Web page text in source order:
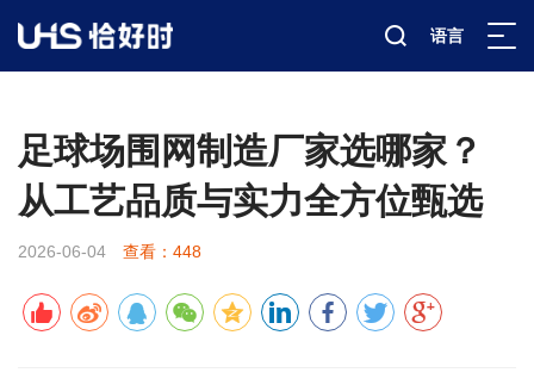
语言
> 新闻资讯 > 行业科普
足球场围网制造厂家选哪家？
从工艺品质与实力全方位甄选
2026-06-04 查看：448